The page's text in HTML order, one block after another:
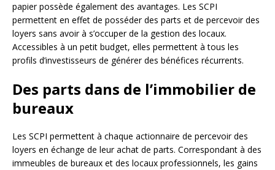
papier possède également des avantages. Les SCPI
permettent en effet de posséder des parts et de percevoir des
loyers sans avoir à s’occuper de la gestion des locaux.
Accessibles à un petit budget, elles permettent à tous les
profils d’investisseurs de générer des bénéfices récurrents.
Des parts dans de l’immobilier de
bureaux
Les SCPI permettent à chaque actionnaire de percevoir des
loyers en échange de leur achat de parts. Correspondant à des
immeubles de bureaux et des locaux professionnels, les gains